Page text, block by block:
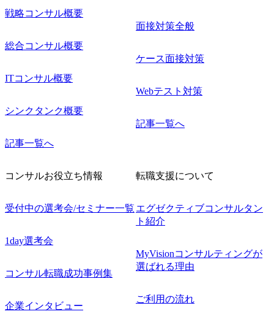
戦略コンサル概要
総合コンサル概要
ITコンサル概要
シンクタンク概要
記事一覧へ
面接対策全般
ケース面接対策
Webテスト対策
記事一覧へ
コンサルお役立ち情報
受付中の選考会/セミナー一覧
1day選考会
コンサル転職成功事例集
企業インタビュー
転職支援について
エグゼクティブコンサルタン
ト紹介
MyVisionコンサルティングが
選ばれる理由
ご利用の流れ